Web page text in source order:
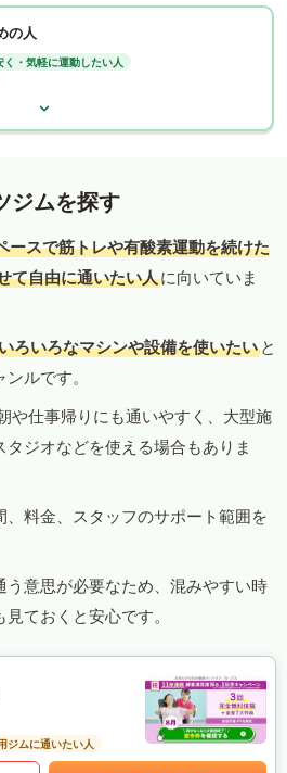
の人
く・気軽に運動したい人
ジムを探す
ースで筋トレや有酸素運動を続けた
て自由に通いたい人に向いていま
ろいろなマシンや設備を使いたい と
ルです。
や仕事帰りにも通いやすく、大型施
ジオなどを使える場合もありま
料金、スタッフのサポート範囲を
う意思が必要なため、混みやすい時
ておくと安心です。
ジムに通いたい人